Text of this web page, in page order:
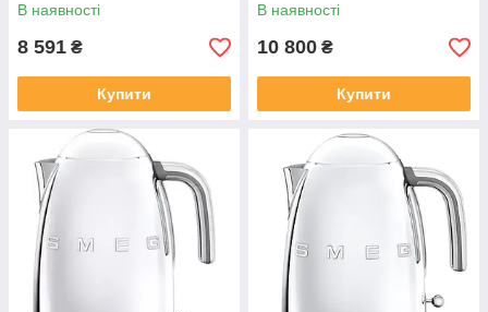
В наявності
8 591 ₴
Купити
В наявності
10 800 ₴
Купити